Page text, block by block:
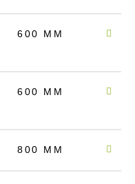
600 MM 136
600 MM 200
800 MM 200